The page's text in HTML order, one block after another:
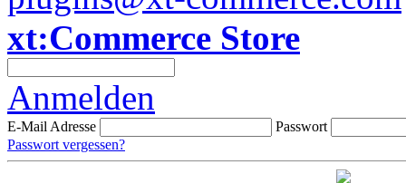
xt:Commerce Store
Anmelden
E-Mail Adresse
Passwort
Passwort vergessen?